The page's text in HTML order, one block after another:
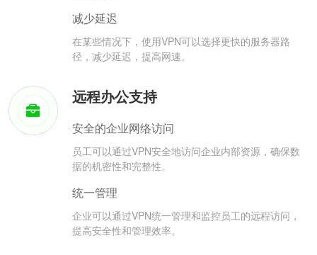
减少延迟
在某些情况下，使用VPN可以选择更快的服务器路
径，减少延迟，提高网速。
远程办公支持
安全的企业网络访问
员工可以通过VPN安全地访问企业内部资源，确保数
据的机密性和完整性。
统一管理
企业可以通过VPN统一管理和监控员工的远程访问，
提高安全性和管理效率。